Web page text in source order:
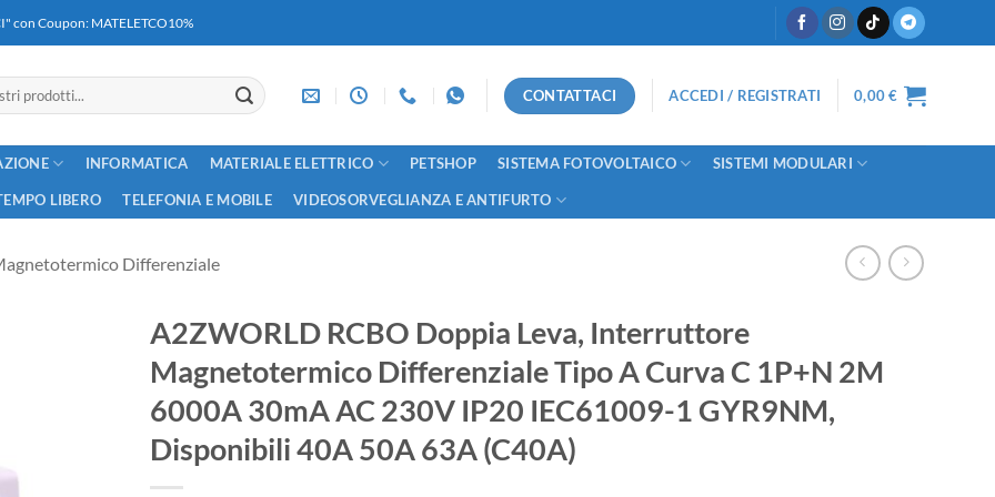
con Coupon: MATELETCO10%
CONTATTACI ACCEDI / REGISTRATI 0,00€
INFORMATICA MATERIALE ELETTRICO PETSHOP SISTEMA FOTOVOLTAICO SISTEMI MODULARI
LIBERO TELEFONIA E MOBILE VIDEOSORVEGLIANZA E ANTIFURTO
Differenziale
A2ZWORLD RCBO Doppia Leva, Interruttore
Magnetotermico Differenziale Tipo A Curva C 1P+N 2M
6000A 30mA AC 230V IP20 IEC61009-1 GYR9NM,
Disponibili 40A 50A 63A (C40A)